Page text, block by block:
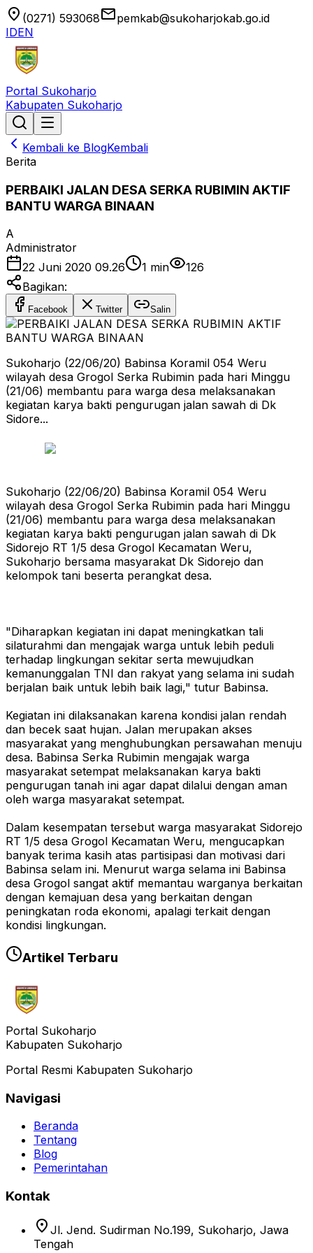
location_on (0271) 593068emailpemkab@sukoharjokab.go.id
IDEN
Portal Sukoharjo
Kabupaten Sukoharjo
Kembali ke BlogKembali
Berita
PERBAIKI JALAN DESA SERKA RUBIMIN AKTIF
BANTU WARGA BINAAN
A
Administrator
22 Juni 2020 09.26
1 min
126
Bagikan:
Facebook Twitter Salin
Sukoharjo (22/06/20) Babinsa Koramil 054 Weru
wilayah desa Grogol Serka Rubimin pada hari Minggu
(21/06) membantu para warga desa melaksanakan
kegiatan karya bakti pengurugan jalan sawah di Dk
Sidore...
Sukoharjo (22/06/20) Babinsa Koramil 054 Weru
wilayah desa Grogol Serka Rubimin pada hari Minggu
(21/06) membantu para warga desa melaksanakan
kegiatan karya bakti pengurugan jalan sawah di Dk
Sidorejo RT 1/5 desa Grogol Kecamatan Weru,
Sukoharjo bersama masyarakat Dk Sidorejo dan
kelompok tani beserta perangkat desa.
"Diharapkan kegiatan ini dapat meningkatkan tali
silaturahmi dan mengajak warga untuk lebih peduli
terhadap lingkungan sekitar serta mewujudkan
kemanunggalan TNI dan rakyat yang selama ini sudah
berjalan baik untuk lebih baik lagi," tutur Babinsa.
Kegiatan ini dilaksanakan karena kondisi jalan rendah
dan becek saat hujan. Jalan merupakan akses
masyarakat yang menghubungkan persawahan menuju
desa. Babinsa Serka Rubimin mengajak warga
masyarakat setempat melaksanakan karya bakti
pengurugan tanah ini agar dapat dilalui dengan aman
oleh warga masyarakat setempat.
Dalam kesempatan tersebut warga masyarakat Sidorejo
RT 1/5 desa Grogol Kecamatan Weru, mengucapkan
banyak terima kasih atas partisipasi dan motivasi dari
Babinsa selam ini. Menurut warga selama ini Babinsa
desa Grogol sangat aktif memantau warganya berkaitan
dengan kemajuan desa yang berkaitan dengan
peningkatan roda ekonomi, apalagi terkait dengan
kondisi lingkungan.
Artikel Terbaru
Portal Sukoharjo
Kabupaten Sukoharjo
Portal Resmi Kabupaten Sukoharjo
Navigasi
Beranda
Tentang
Blog
Pemerintahan
Kontak
location_on Jl. Jend. Sudirman No.199, Sukoharjo, Jawa
Tengah